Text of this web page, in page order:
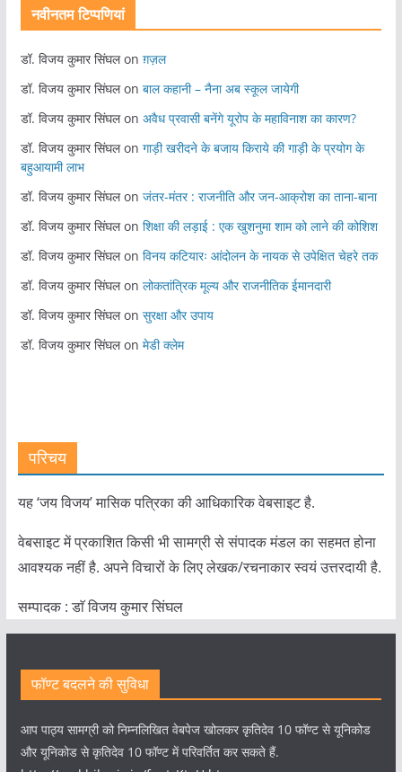
नवीनतम टिप्पणियां
डॉ. विजय कुमार सिंघलon ग़ज़ल
डॉ. विजय कुमार सिंघलon बाल कहानी – नैना अब स्कूल जायेगी
डॉ. विजय कुमार सिंघलon अवैध प्रवासी बनेंगे यूरोप के महाविनाश का कारण?
डॉ. विजय कुमार सिंघलon गाड़ी खरीदने के बजाय किराये की गाड़ी के प्रयोग के
बहुआयामी लाभ
डॉ. विजय कुमार सिंघलon जंतर-मंतर : राजनीति और जन-आक्रोश का ताना-बाना
डॉ. विजय कुमार सिंघलon शिक्षा की लड़ाई : एक खुशनुमा शाम को लाने की कोशिश
डॉ. विजय कुमार सिंघलon विनय कटियारः आंदोलन के नायक से उपेक्षित चेहरे तक
डॉ. विजय कुमार सिंघलon लोकतांत्रिक मूल्य और राजनीतिक ईमानदारी
डॉ. विजय कुमार सिंघलon सुरक्षा और उपाय
डॉ. विजय कुमार सिंघलon मेडी क्लेम
परिचय
यह ‘जय विजय’ मासिक पत्रिका की आधिकारिक वेबसाइट है.
वेबसाइट में प्रकाशित किसी भी सामग्री से संपादक मंडल का सहमत होना
आवश्यक नहीं है. अपने विचारों के लिए लेखक/रचनाकार स्वयं उत्तरदायी है.
सम्पादक : डाॅ विजय कुमार सिंघल
फॉण्ट बदलने की सुविधा
आप पाठ्य सामग्री को निम्नलिखित वेबपेज खोलकर कृतिदेव 10 फॉण्ट से यूनिकोड
और यूनिकोड से कृतिदेव 10 फॉण्ट में परिवर्तित कर सकते हैं.